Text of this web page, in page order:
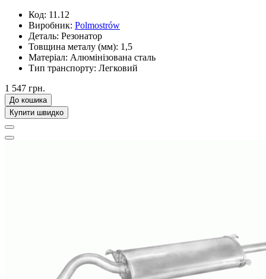
Код: 11.12
Виробник: Polmostrów
Деталь: Резонатор
Товщина металу (мм): 1,5
Матеріал: Алюмінізована сталь
Тип транспорту: Легковий
1 547 грн.
До кошика
Купити швидко